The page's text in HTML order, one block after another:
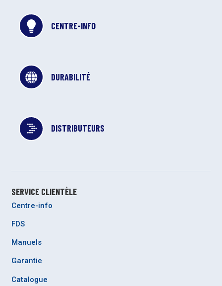
CENTRE-INFO
DURABILITÉ
DISTRIBUTEURS
SERVICE CLIENTÈLE
Centre-info
FDS
Manuels
Garantie
Catalogue